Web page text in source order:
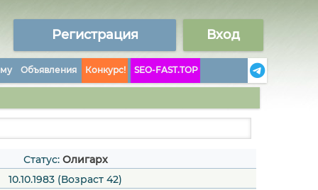
Регистрация Вход
Объявления Конкурс! SEO-FAST.TOP
Статус: Олигарх
10.10.1983 (Возраст 42)